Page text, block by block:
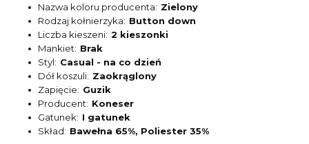
Nazwa koloru producenta
Zielony
Rodzaj kołnierzyka
Button down
Liczba kieszeni 2 kieszonki
Mankiet
Brak
Styl
Casual - na co dzień
Dół koszuli Zaokrąglony
Zapięcie
Guzik
Producent
Koneser
Gatunek
I gatunek
Skład
Bawełna 65%, Poliester 35%